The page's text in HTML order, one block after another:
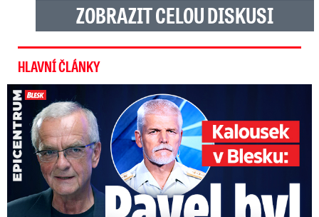
ZOBRAZIT CELOU DISKUSI
HLAVNÍ ČLÁNKY
Kalousek o prezidentovi: S Pavlem jsem se nesmířil!